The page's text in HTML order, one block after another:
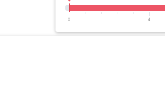
0 4